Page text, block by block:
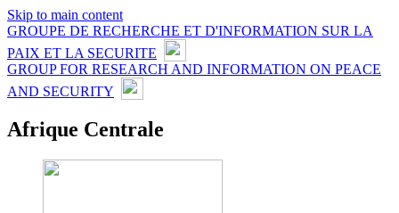
Skip to main content
GROUPE DE RECHERCHE ET D'INFORMATION SUR LA
PAIX ET LA SECURITE
GROUP FOR RESEARCH AND INFORMATION ON PEACE
AND SECURITY
Afrique Centrale